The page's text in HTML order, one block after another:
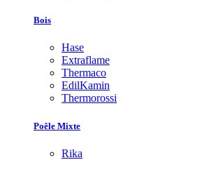
Bois
Hase
Extraflame
Thermaco
EdilKamin
Thermorossi
Poêle Mixte
Rika